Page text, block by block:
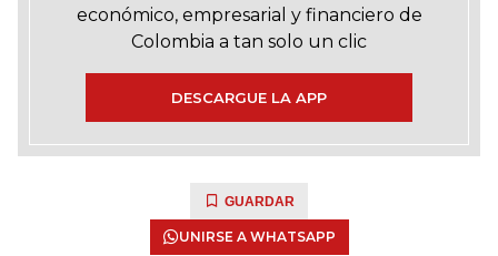
económico, empresarial y financiero de
Colombia a tan solo un clic
DESCARGUE LA APP
GUARDAR
UNIRSE A WHATSAPP